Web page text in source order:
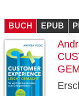
BUCH EPUB
ESSION
_ID
verlag.
de
GV_CO
OKIES
gabal-